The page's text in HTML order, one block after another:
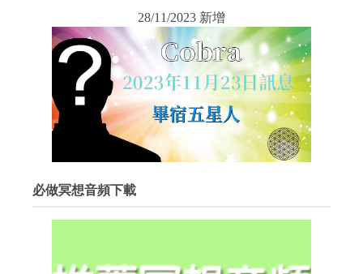
28/11/2023 新增
必做冥想音頻下載